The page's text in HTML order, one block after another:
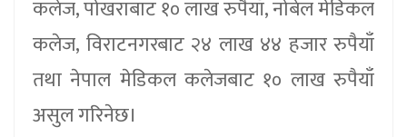
कलेज, पोखराबाट १० लाख रुपैयाँ, नोबेल मेडिकल
कलेज, विराटनगरबाट २४ लाख ४४ हजार रुपैयाँ
तथा नेपाल मेडिकल कलेजबाट १० लाख रुपैयाँ
असुल गरिनेछ।